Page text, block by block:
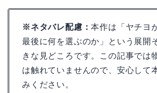
※ネタバレ配慮： 本作は「ヤチヨ
最後に何を選ぶのか」という展開
きな見どころです。この記事では